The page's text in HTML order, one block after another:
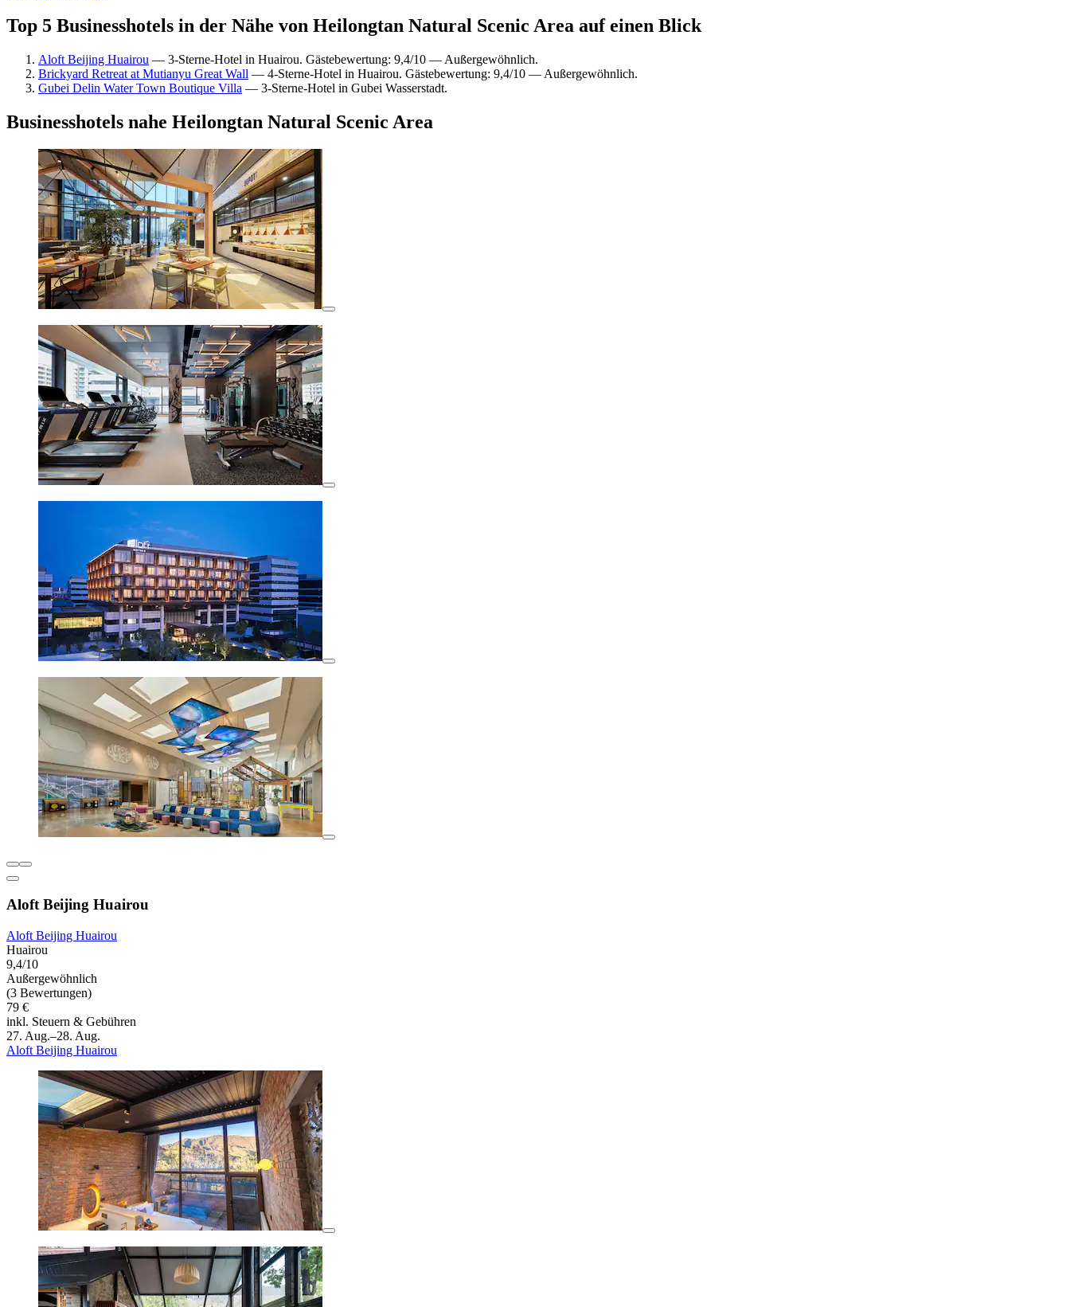
Top 5 Businesshotels in der Nähe von Heilongtan Natural Scenic Area auf einen Blick
Aloft Beijing Huairou — 3-Sterne-Hotel in Huairou. Gästebewertung: 9,4/10 — Außergewöhnlich.
Brickyard Retreat at Mutianyu Great Wall — 4-Sterne-Hotel in Huairou. Gästebewertung: 9,4/10 — Außergewöhnlich.
Gubei Delin Water Town Boutique Villa — 3-Sterne-Hotel in Gubei Wasserstadt.
Businesshotels nahe Heilongtan Natural Scenic Area
Aloft Beijing Huairou
Aloft Beijing Huairou
Huairou
9,4/10
Außergewöhnlich
(3 Bewertungen)
79 €
inkl. Steuern & Gebühren
27. Aug.–28. Aug.
Aloft Beijing Huairou